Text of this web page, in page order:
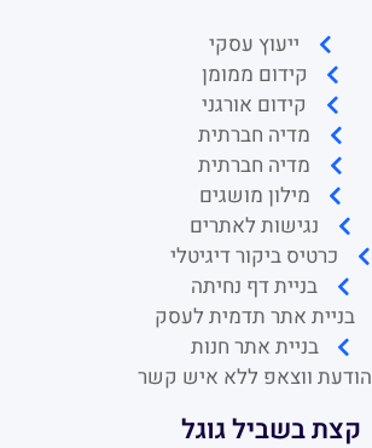
ייעוץ עסקי
קידום ממומן
קידום אורגני
מדיה חברתית
מדיה חברתית
מילון מושגים
נגישות לאתרים
כרטיס ביקור דיגיטלי
בניית דף נחיתה
בניית אתר תדמית לעסק
בניית אתר חנות
הודעת ווצאפ ללא איש קשר
קצת בשביל גוגל